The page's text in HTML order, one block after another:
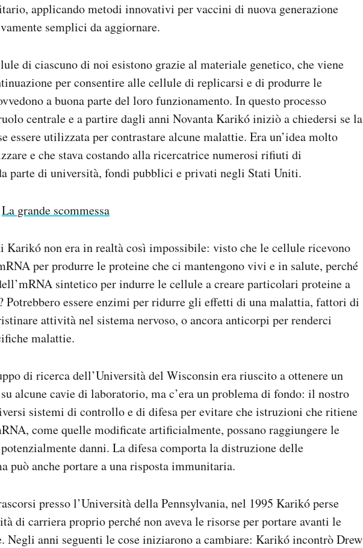
applicando metodi innovativi per vaccini di nuova generazione
semplici da aggiornare.
di ciascuno di noi esistono grazie al materiale genetico, che viene
per consentire alle cellule di replicarsi e di produrre le
a buona parte del loro funzionamento. In questo processo
centrale e a partire dagli anni Novanta Karikó iniziò a chiedersi se la
essere utilizzata per contrastare alcune malattie. Era un’idea molto
e che stava costando alla ricercatrice numerosi rifiuti di
parte di università, fondi pubblici e privati negli Stati Uniti.
La grande scommessa
Karikó non era in realtà così impossibile: visto che le cellule ricevono
per produrre le proteine che ci mantengono vivi e in salute, perché
sintetico per indurre le cellule a creare particolari proteine a
Potrebbero essere enzimi per ridurre gli effetti di una malattia, fattori di
attività nel sistema nervoso, o ancora anticorpi per renderci
malattie.
di ricerca dell’Università del Wisconsin era riuscito a ottenere un
alcune cavie di laboratorio, ma c’era un problema di fondo: il nostro
sistemi di controllo e di difesa per evitare che istruzioni che ritiene
come quelle modificate artificialmente, possano raggiungere le
danni. La difesa comporta la distruzione delle
può anche portare a una risposta immunitaria.
presso l’Università della Pennsylvania, nel 1995 Karikó perse
di carriera proprio perché non aveva le risorse per portare avanti le
Negli anni seguenti le cose iniziarono a cambiare: Karikó incontrò Drew